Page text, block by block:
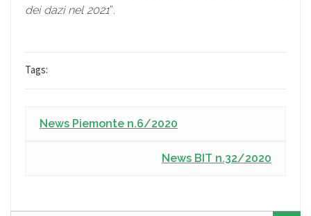
dei dazi nel 2021”.
Tags:
News Piemonte n.6/2020
News BIT n.32/2020